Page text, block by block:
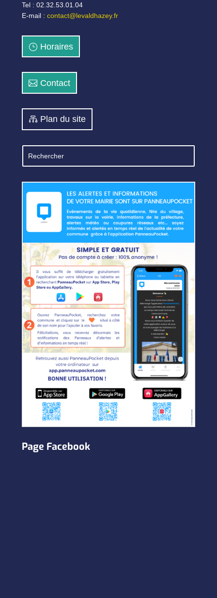
Tel : 02.32.53.01.04
E-mail : contact@levaldhazey.fr
Horaires
Contact
Plan du site
Page Facebook